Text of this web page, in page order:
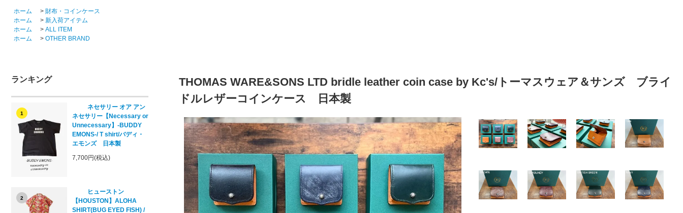
ホーム > 財布・コインケース
ホーム
> 新入荷アイテム
ホーム
> ALL ITEM
ホーム
> OTHER BRAND
ランキング
1
ネセサリー オア アン
ネセサリー【Necessary or
Unnecessary】-BUDDY
EMONS-/ T shirt/バディ・
エモンズ 日本製
7,700円(税込)
2
ヒューストン
【HOUSTON】ALOHA
SHIRT(BUG EYED FISH) /
THOMAS WARE&SONS LTD bridle leather coin case by Kc's/トーマスウェア＆サンズ ブライ
ドルレザーコインケース 日本製